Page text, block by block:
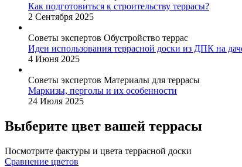
Как подготовиться к строительству террасы?
2 Сентября 2025
Советы экспертов Обустройство террас
Идеи использования террасной доски из ДПК на
4 Июня 2025
Советы экспертов Материалы для террасы
Маркизы, перголы и их особенности
24 Июля 2025
Выберите цвет вашей террасы
Посмотрите фактуры и цвета террасной доски
Сравнение цветов